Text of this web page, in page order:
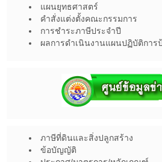
แผนยุทธศาสตร์
คำสั่งแต่งตั้งคณะกรรมการ
การชำระภาษีประจำปี
ผลการดำเนินงานแผนปฏิบัติการ
ภาษีที่ดินและสิ่งปลูกสร้าง
ข้อบัญญัติ